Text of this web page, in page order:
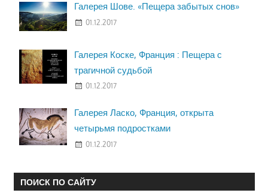
Галерея Шове. «Пещера забытых снов»
01.12.2017
Галерея Коске, Франция : Пещера с
трагичной судьбой
01.12.2017
Галерея Ласко, Франция, открыта
четырьмя подростками
01.12.2017
ПОИСК ПО САЙТУ